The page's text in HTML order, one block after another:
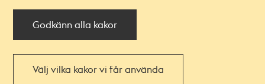
Godkänn alla kakor
Välj vilka kakor vi får använda